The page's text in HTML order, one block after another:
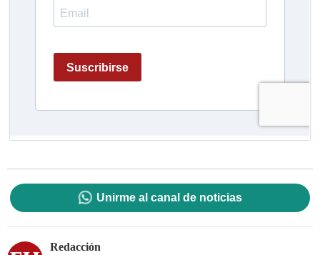
Unirme al canal de noticias
Redacción